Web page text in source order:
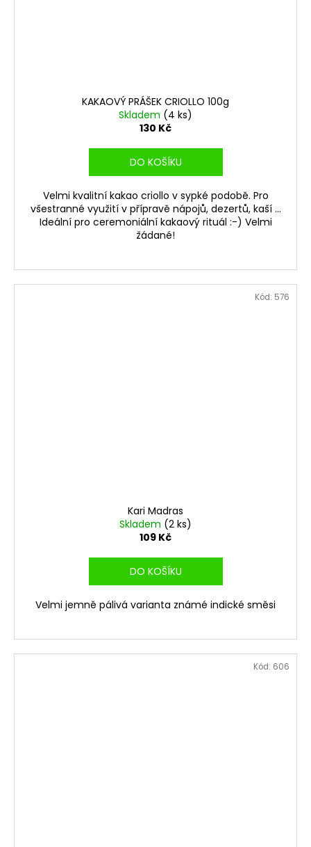
KAKAOVÝ PRÁŠEK CRIOLLO 100g
Skladem (4 ks)
130 Kč
DO KOŠÍKU
Velmi kvalitní kakao criollo v sypké podobě. Pro
všestranné využití v přípravě nápojů, dezertů, kaší ...
Ideální pro ceremoniální kakaový rituál :-) Velmi
žádané!
Kari Madras
Skladem (2 ks)
109 Kč
DO KOŠÍKU
Velmi jemně pálivá varianta známé indické směsi
Kód: 576
Kód: 606